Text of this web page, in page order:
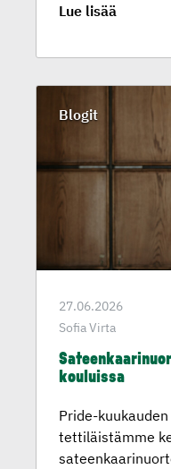
Lue lisää
27.06.2026
Sofia Virta
kouluissa
Pride-
tettiläistämme
Blogit